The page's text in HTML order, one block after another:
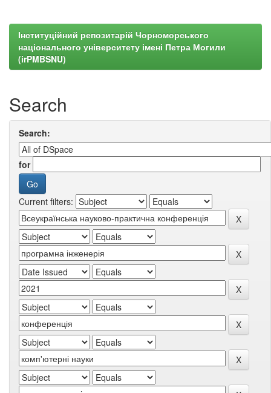
Інституційний репозитарій Чорноморського
національного університету імені Петра Могили
(irPMBSNU)
Search
Search:
for
Current filters: